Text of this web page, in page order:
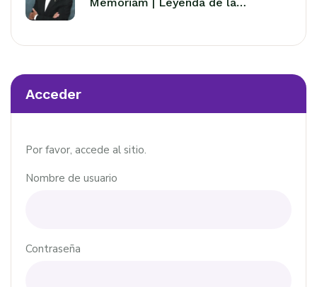
Acceder
Por favor, accede al sitio.
Nombre de usuario
Contraseña